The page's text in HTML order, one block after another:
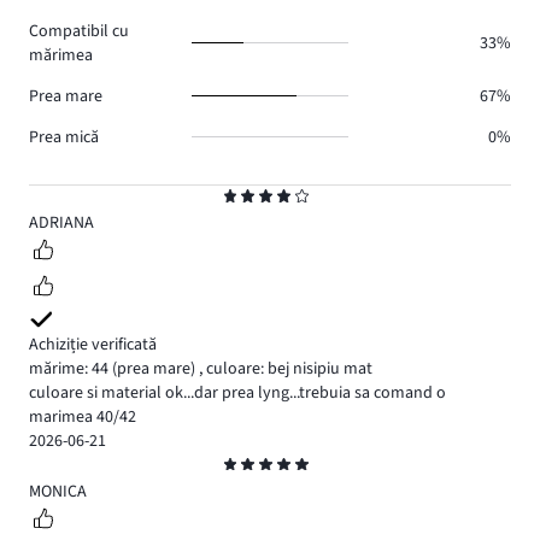
4
ADRIANA
Achiziție verificată
mărime: 44 (prea mare) ,culoare: bej nisipiu mat
culoare si material ok...dar prea lyng...trebuia sa comand o
marimea 40/42
2026-06-21
5
MONICA
Compatibil cu
mărimea
33%
Prea mare
67%
Prea mică
0%